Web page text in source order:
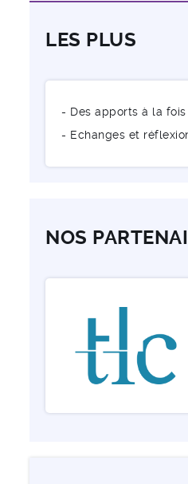
LES PLUS
- Des apports à la
- Echanges et
NOS